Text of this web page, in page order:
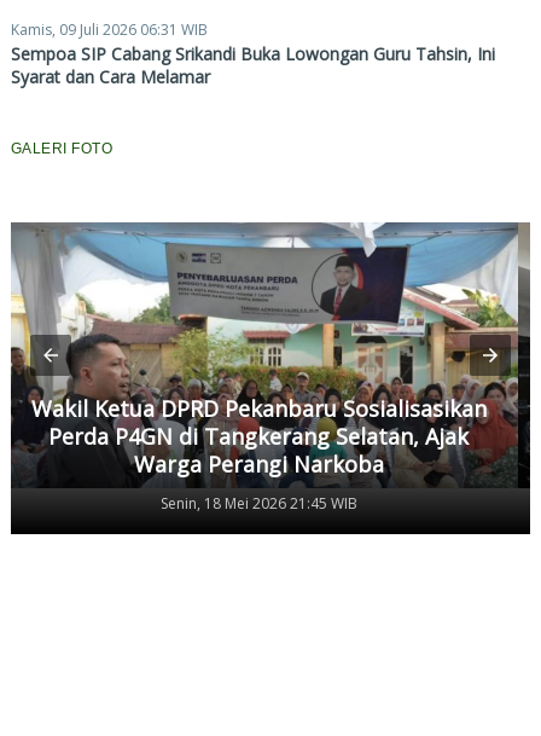
Kamis, 09 Juli 2026 06:31 WIB
Sempoa SIP Cabang Srikandi Buka Lowongan Guru Tahsin, Ini
Syarat dan Cara Melamar
GALERI FOTO
Wakil Ketua DPRD Pekanbaru Sosialisasikan
Perda P4GN di Tangkerang Selatan, Ajak
Warga Perangi Narkoba
Senin, 18 Mei 2026 21:45 WIB